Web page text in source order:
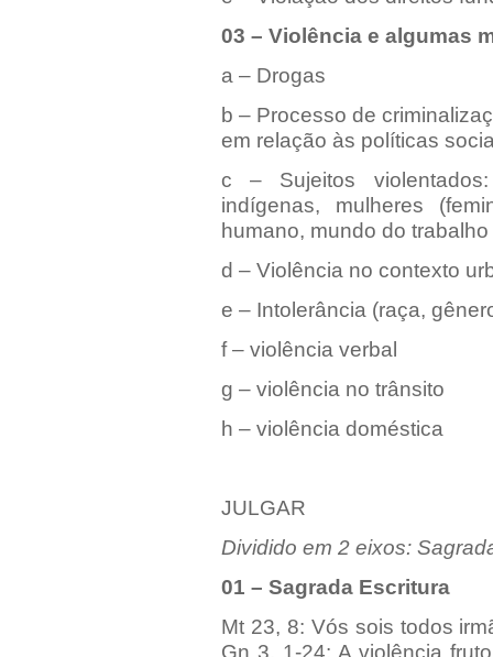
03 – Violência e algumas
a – Drogas
b – Processo de
em relação às políticas
c – Sujeitos
indígenas, mulheres
humano, mundo do trabalho
d – Violência no contexto
e – Intolerância (raça,
f – violência verbal
g – violência no trânsito
h – violência doméstica
JULGAR
Dividido em 2 eixos:
01 – Sagrada Escritura
Mt 23, 8: Vós sois todos
Gn 3, 1-24: A violência